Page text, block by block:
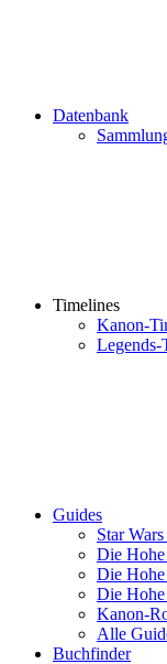
Datenbank
Timelines
Kanon-
Legends-
Guides
Star
Die
Die
Die
Kanon-
Alle
Buchfinder